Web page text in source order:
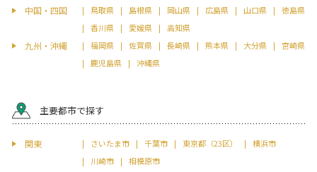
中国・四国 鳥取県 島根県 岡山県 広島県 山口県
徳島県
香川県
愛媛県 高知県
九州・沖縄 福岡県 佐賀県 長崎県 熊本県 大分県
宮崎県
鹿児島県
沖縄県
主要都市で探す
関東 さいたま市 千葉市 東京都（23区）
横浜市
川崎市
相模原市